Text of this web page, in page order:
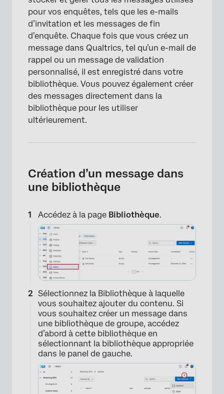
Traduire les messages
Modifications des messages de la
Bibliothèque et impact ailleurs
FAQs
pour vos enquêtes, tels que les e-mails
d’invitation et les messages de fin
d’enquête. Chaque fois que vous créez un
message dans Qualtrics, tel qu’un e-mail de
rappel ou un message de validation
personnalisé, il est enregistré dans votre
bibliothèque. Vous pouvez également créer
des messages directement dans la
bibliothèque pour les utiliser
ultérieurement.
Création d’un message dans
une bibliothèque
Accédez à la page Bibliothèque.
Sélectionnez la Bibliothèque à laquelle
vous souhaitez ajouter du contenu. Si
vous souhaitez créer un message dans
une bibliothèque de groupe, accédez
d’abord à cette bibliothèque en
sélectionnant la bibliothèque appropriée
dans le panel de gauche.